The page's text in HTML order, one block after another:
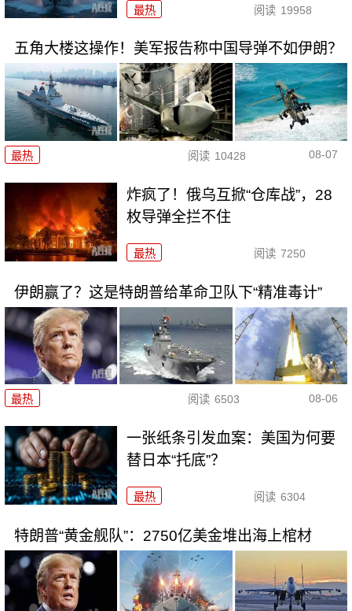
最热 阅读 19958
五角大楼这操作！美军报告称中国导弹不如伊朗？
最热 阅读 10428 08-07
炸疯了！俄乌互掀“仓库战”，28
枚导弹全拦不住
最热 阅读 7250
伊朗赢了？这是特朗普给革命卫队下“精准毒计”
最热 阅读 6503 08-06
一张纸条引发血案：美国为何要
替日本“托底”？
最热 阅读 6304
特朗普“黄金舰队”：2750亿美金堆出海上棺材